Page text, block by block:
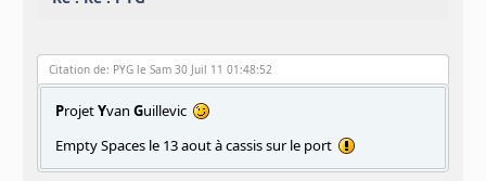
Citation de: PYG le Sam 30 Juil 11 01:48:52
ProjetYvan Guillevic
Empty Spaces le 13 aout à cassis sur le port